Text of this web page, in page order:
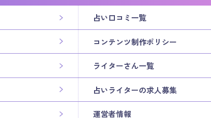
占い口コミ一覧
コンテンツ制作ポリシー
ライターさん一覧
占いライターの求人募集
運営者情報